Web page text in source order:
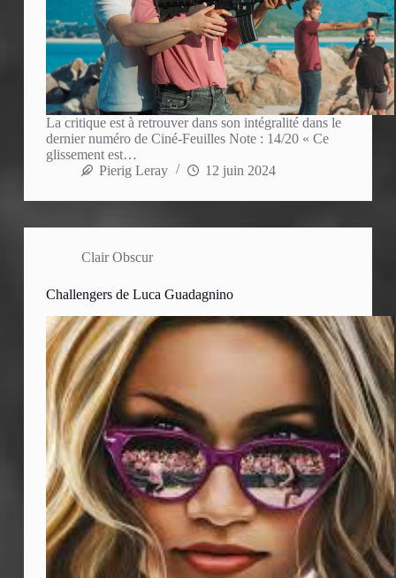
La critique est à retrouver dans son intégralité dans le
dernier numéro de Ciné-Feuilles Note : 14/20 « Ce
glissement est…
Pierig Leray
12 juin 2024
Clair Obscur
Challengers de Luca Guadagnino